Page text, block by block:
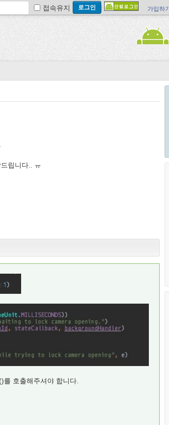
접속유지 가입하기
립니다.. ㅠ
호출해주셔야 합니다.